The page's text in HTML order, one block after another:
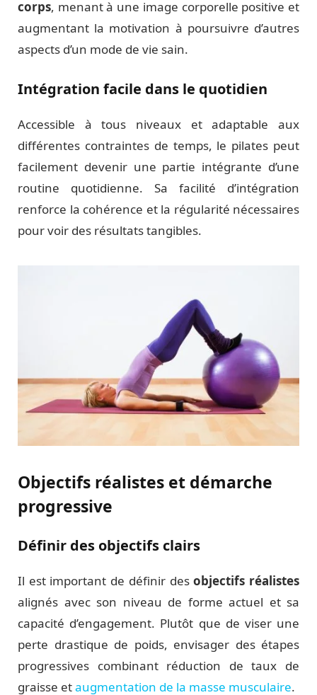
corps, menant à une image corporelle positive et
augmentant la motivation à poursuivre d’autres
aspects d’un mode de vie sain.
Intégration facile dans le quotidien
Accessible à tous niveaux et adaptable aux
différentes contraintes de temps, le pilates peut
facilement devenir une partie intégrante d’une
routine quotidienne. Sa facilité d’intégration
renforce la cohérence et la régularité nécessaires
pour voir des résultats tangibles.
Objectifs réalistes et démarche
progressive
Définir des objectifs clairs
Il est important de définir desobjectifs réalistes
alignés avec son niveau de forme actuel et sa
capacité d’engagement. Plutôt que de viser une
perte drastique de poids, envisager des étapes
progressives combinant réduction de taux de
graisse etaugmentation de la masse musculaire.